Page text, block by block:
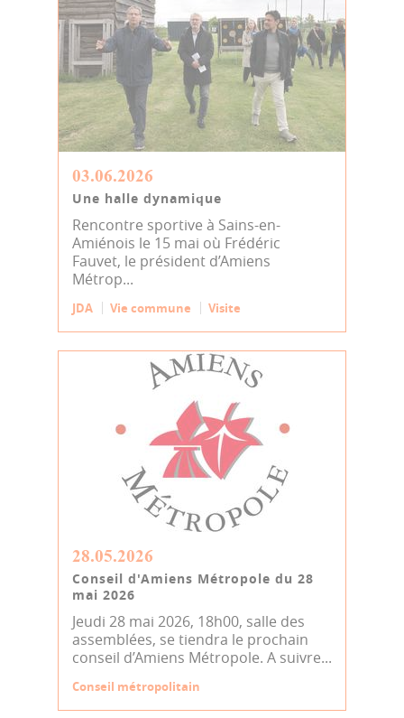
03.06.2026
Une halle dynamique
Rencontre sportive à Sains-en-
Amiénois le 15 mai où Frédéric
Fauvet, le président d’Amiens
Métrop...
JDA Vie commune Visite
28.05.2026
Conseil d'Amiens Métropole du 28
mai 2026
Jeudi 28 mai 2026, 18h00, salle des
assemblées, se tiendra le prochain
conseil d’Amiens Métropole. A suivre...
Conseil métropolitain